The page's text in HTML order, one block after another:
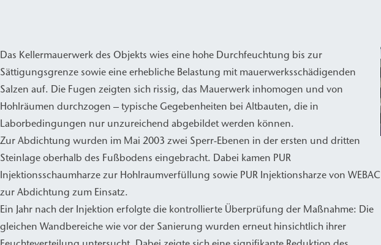
Das Kellermauerwerk des Objekts wies eine hohe Durchfeuchtung bis zur
Sättigungsgrenze sowie eine erhebliche Belastung mit mauerwerksschädigenden
Salzen auf. Die Fugen zeigten sich rissig, das Mauerwerk inhomogen und von
Hohlräumen durchzogen – typische Gegebenheiten bei Altbauten, die in
Laborbedingungen nur unzureichend abgebildet werden können.
Zur Abdichtung wurden im Mai 2003 zwei Sperr-Ebenen in der ersten und dritten
Steinlage oberhalb des Fußbodens eingebracht. Dabei kamen PUR
Injektionsschaumharze zur Hohlraumverfüllung sowie PUR Injektionsharze von WEBAC
zur Abdichtung zum Einsatz.
Ein Jahr nach der Injektion erfolgte die kontrollierte Überprüfung der Maßnahme: Die
gleichen Wandbereiche wie vor der Sanierung wurden erneut hinsichtlich ihrer